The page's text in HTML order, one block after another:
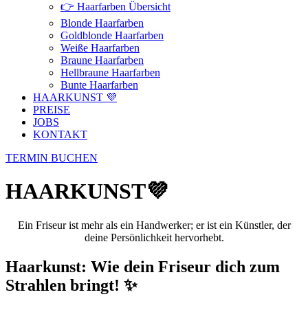
👉 Haarfarben Übersicht
Blonde Haarfarben
Goldblonde Haarfarben
Weiße Haarfarben
Braune Haarfarben
Hellbraune Haarfarben
Bunte Haarfarben
HAARKUNST 💜
PREISE
JOBS
KONTAKT
TERMIN BUCHEN
HAARKUNST💜
Ein Friseur ist mehr als ein Handwerker; er ist ein Künstler, der
deine Persönlichkeit hervorhebt.
Haarkunst: Wie dein Friseur dich zum
Strahlen bringt! ✨